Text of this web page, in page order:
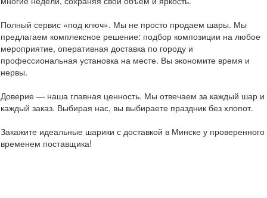
Полный сервис «под ключ». Мы не просто продаем шары. Мы
предлагаем комплексное решение: подбор композиции на любое
мероприятие, оперативная доставка по городу и
профессиональная установка на месте. Вы экономите время и
нервы.
Доверие — наша главная ценность. Мы отвечаем за каждый шар и
каждый заказ. Выбирая нас, вы выбираете праздник без хлопот.
Закажите идеальные шарики с доставкой в Минске у проверенного
временем поставщика!